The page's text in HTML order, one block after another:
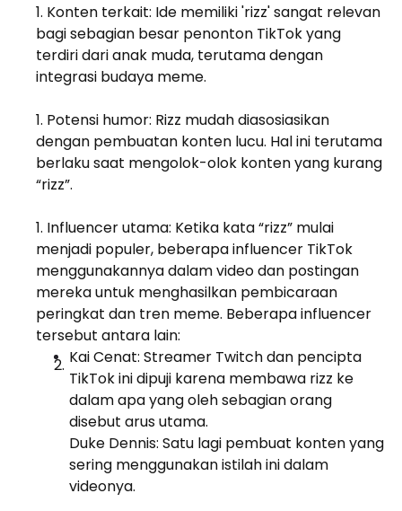
Konten terkait: Ide memiliki 'rizz' sangat relevan
bagi sebagian besar penonton TikTok yang
terdiri dari anak muda, terutama dengan
integrasi budaya meme.
Potensi humor: Rizz mudah diasosiasikan
dengan pembuatan konten lucu. Hal ini terutama
berlaku saat mengolok-olok konten yang kurang
“rizz”.
Influencer utama: Ketika kata “rizz” mulai
menjadi populer, beberapa influencer TikTok
menggunakannya dalam video dan postingan
mereka untuk menghasilkan pembicaraan
peringkat dan tren meme. Beberapa influencer
tersebut antara lain:
Kai Cenat: Streamer Twitch dan pencipta
TikTok ini dipuji karena membawa rizz ke
dalam apa yang oleh sebagian orang
disebut arus utama.
Duke Dennis: Satu lagi pembuat konten yang
sering menggunakan istilah ini dalam
videonya.